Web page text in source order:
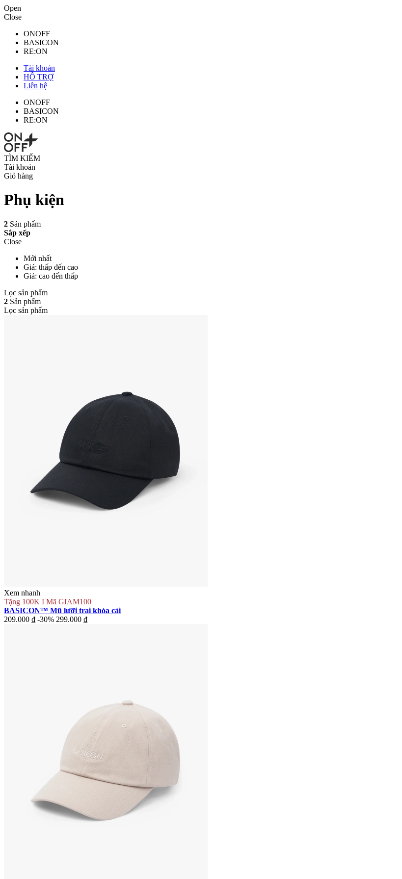
Open
Close
ONOFF
BASICON
RE:ON
Tài khoản
HỖ TRỢ
Liên hệ
ONOFF
BASICON
RE:ON
TÌM KIẾM
Tài khoản
Giỏ hàng
Phụ kiện
2 Sản phẩm
Sắp xếp
Close
Mới nhất
Giá: thấp đến cao
Giá: cao đến thấp
Lọc sản phẩm
2 Sản phẩm
Lọc sản phẩm
Xem nhanh
Tặng 100K I Mã GIAM100
BASICON™ Mũ lưỡi trai khóa cài
209.000 ₫ -30% 299.000 ₫